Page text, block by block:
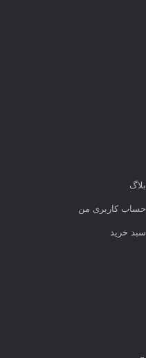
بلاگ
حساب کاربری من
سبد خرید